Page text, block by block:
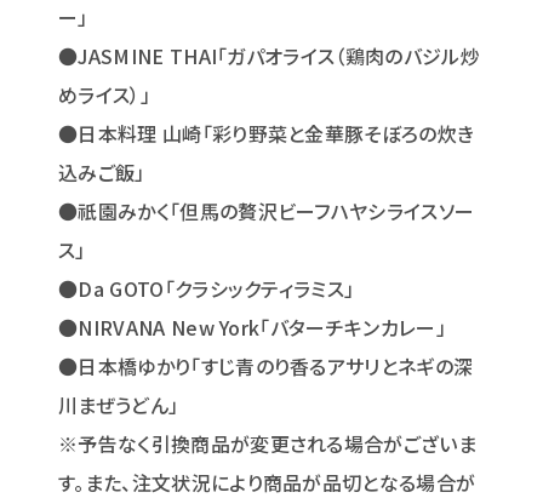
ー」
●JASMINE THAI「ガパオライス（鶏肉のバジル炒
めライス）」
●日本料理 山崎「彩り野菜と金華豚そぼろの炊き
込みご飯」
●祇園みかく「但馬の贅沢ビーフハヤシライスソー
ス」
●Da GOTO「クラシックティラミス」
●NIRVANA New York「バターチキンカレー」
●日本橋ゆかり「すじ青のり香るアサリとネギの深
川まぜうどん」
※予告なく引換商品が変更される場合がございま
す。また、注文状況により商品が品切となる場合が